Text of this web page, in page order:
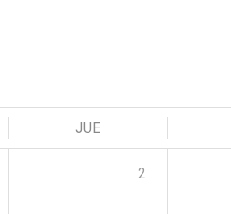
JUE
2